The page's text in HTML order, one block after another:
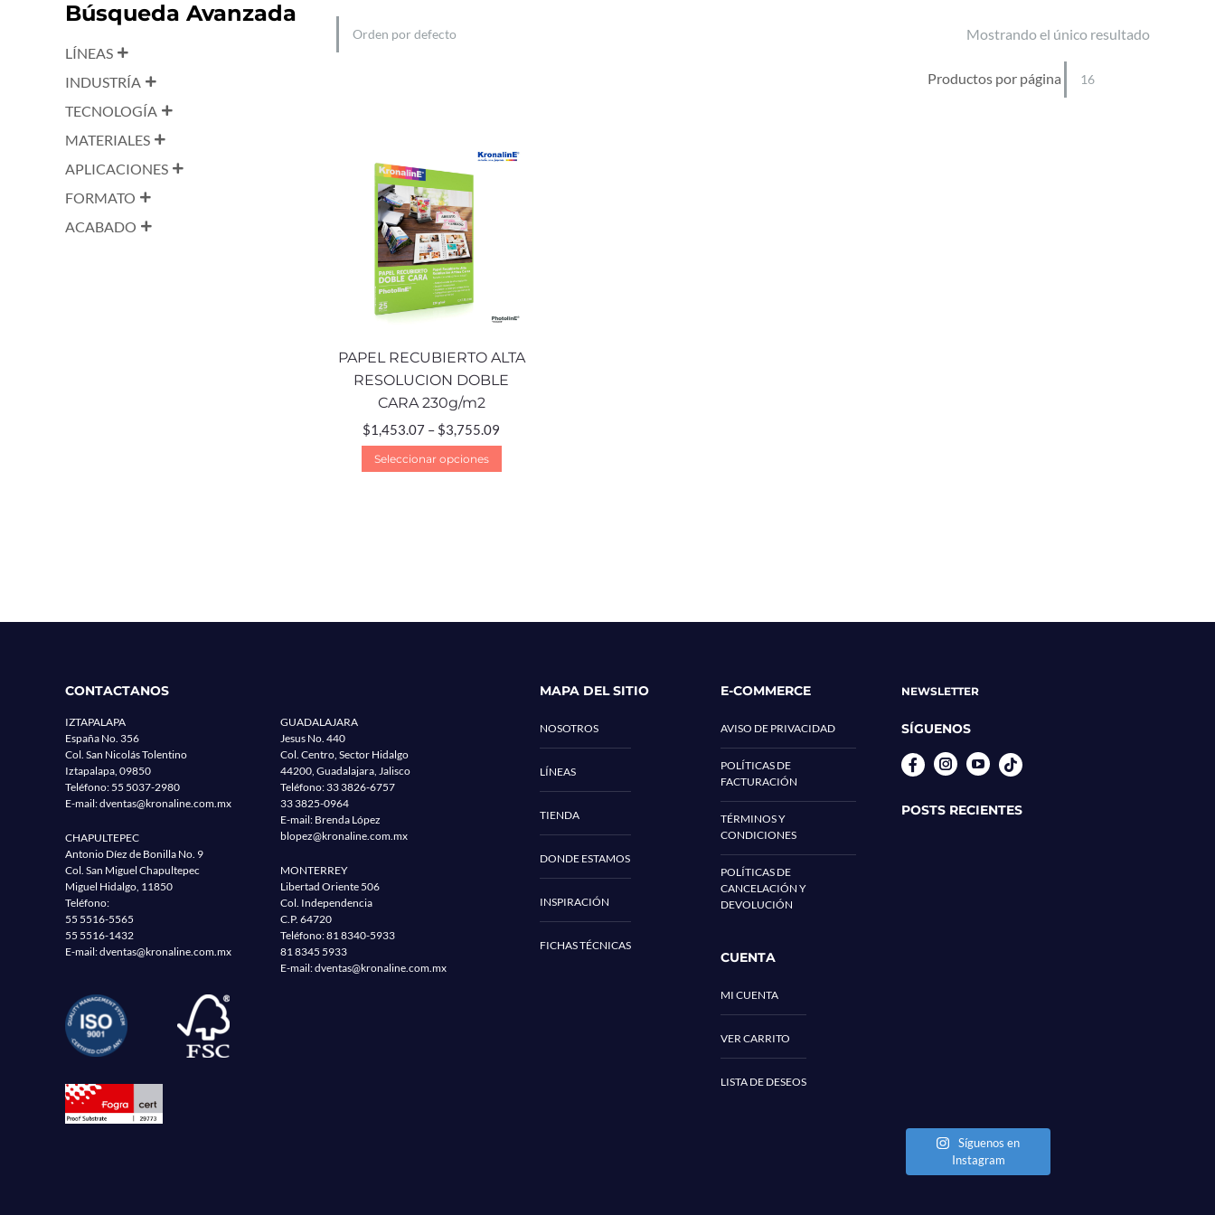
Mostrando el único resultado
Productos por página
PAPEL RECUBIERTO ALTA
RESOLUCION DOBLE
CARA 230g/m2
$1,453.07 – $3,755.09
Seleccionar opciones
Búsqueda Avanzada
LÍNEAS
INDUSTRÍA
TECNOLOGÍA
MATERIALES
APLICACIONES
FORMATO
ACABADO
CONTACTANOS
IZTAPALAPA
España No. 356
Col. San Nicolás Tolentino
Iztapalapa, 09850
Teléfono: 55 5037-2980
E-mail:dventas@kronaline.com.mx
CHAPULTEPEC
Antonio Díez de Bonilla No. 9
Col. San Miguel Chapultepec
Miguel Hidalgo, 11850
Teléfono:
55 5516-5565
55 5516-1432
E-mail:dventas@kronaline.com.mx
GUADALAJARA
Jesus No. 440
Col. Centro, Sector Hidalgo
44200, Guadalajara, Jalisco
Teléfono: 33 3826-6757
33 3825-0964
E-mail: Brenda López
blopez@kronaline.com.mx
MONTERREY
Libertad Oriente 506
Col. Independencia
C.P. 64720
Teléfono:81 8340-5933
81 8345 5933
E-mail:dventas@kronaline.com.mx
MAPA DEL SITIO
NOSOTROS
LÍNEAS
TIENDA
DONDE ESTAMOS
INSPIRACIÓN
FICHAS TÉCNICAS
E-COMMERCE
AVISO DE PRIVACIDAD
POLÍTICAS DE
FACTURACIÓN
TÉRMINOS Y
CONDICIONES
POLÍTICAS DE
CANCELACIÓN Y
DEVOLUCIÓN
CUENTA
MI CUENTA
VER CARRITO
LISTA DE DESEOS
NEWSLETTER
SÍGUENOS
InstagramYouTube
POSTS RECIENTES
Síguenos en
Instagram